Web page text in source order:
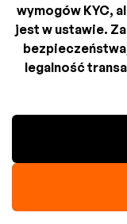
wymogów KYC,
jest w ustawie.
legalność